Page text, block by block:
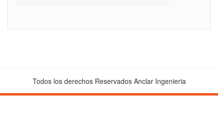
Todos los derechos Reservados Anclar Ingenieria